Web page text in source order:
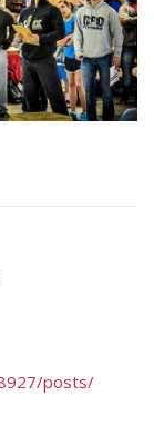
posts/